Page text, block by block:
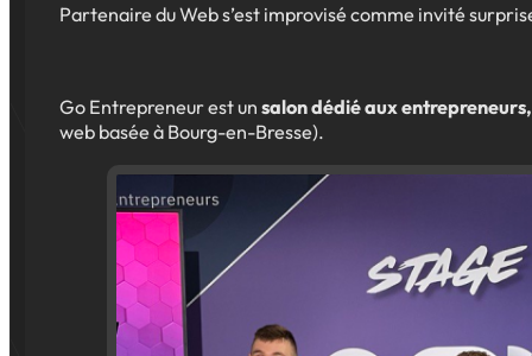
Partenaire du Web s’est improvisé comme invité
Go Entrepreneur est un salon dédié aux entrepreneurs,
web basée à Bourg-en-Bresse).